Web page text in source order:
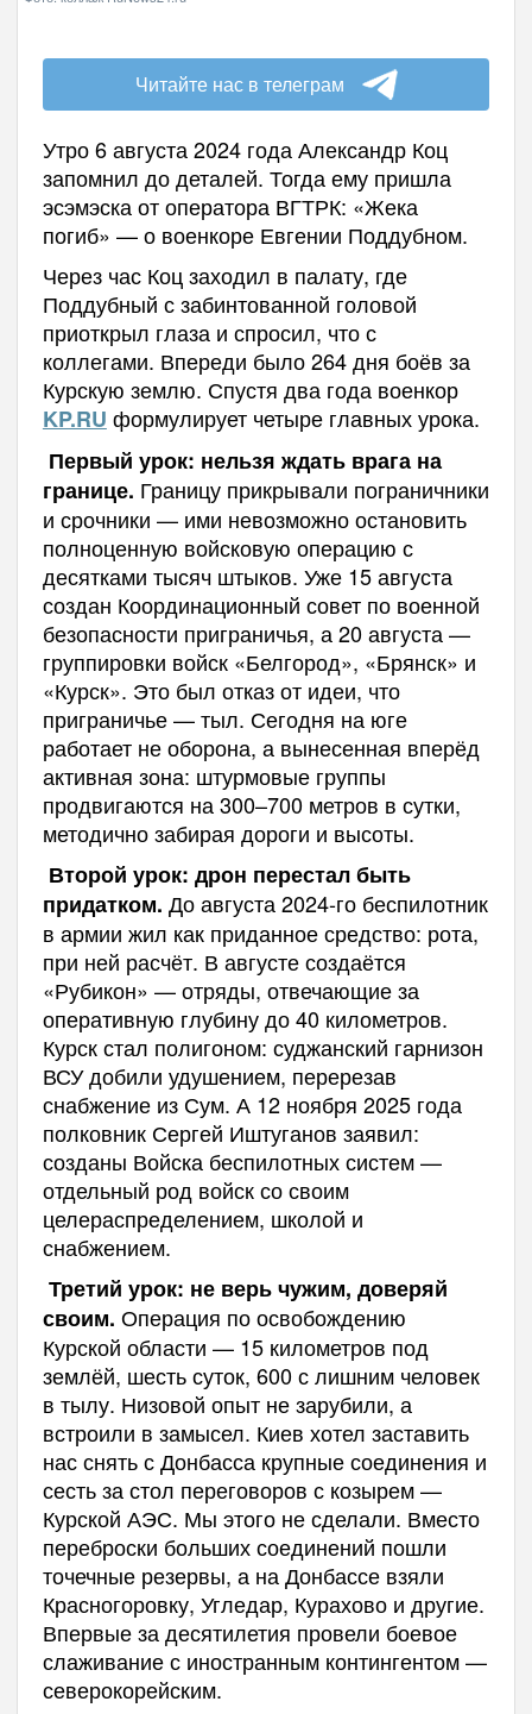
Читайте нас в телеграм
Утро 6 августа 2024 года Александр Коц
запомнил до деталей. Тогда ему пришла
эсэмэска от оператора ВГТРК: «Жека
погиб» — о военкоре Евгении Поддубном.
Через час Коц заходил в палату, где
Поддубный с забинтованной головой
приоткрыл глаза и спросил, что с
коллегами. Впереди было 264 дня боёв за
Курскую землю. Спустя два года военкор
KP.RU формулирует четыре главных урока.
Первый урок: нельзя ждать врага на
границе. Границу прикрывали пограничники
и срочники — ими невозможно остановить
полноценную войсковую операцию с
десятками тысяч штыков. Уже 15 августа
создан Координационный совет по военной
безопасности приграничья, а 20 августа —
группировки войск «Белгород», «Брянск» и
«Курск». Это был отказ от идеи, что
приграничье — тыл. Сегодня на юге
работает не оборона, а вынесенная вперёд
активная зона: штурмовые группы
продвигаются на 300–700 метров в сутки,
методично забирая дороги и высоты.
Второй урок: дрон перестал быть
придатком. До августа 2024-го беспилотник
в армии жил как приданное средство: рота,
при ней расчёт. В августе создаётся
«Рубикон» — отряды, отвечающие за
оперативную глубину до 40 километров.
Курск стал полигоном: суджанский гарнизон
ВСУ добили удушением, перерезав
снабжение из Сум. А 12 ноября 2025 года
полковник Сергей Иштуганов заявил:
созданы Войска беспилотных систем —
отдельный род войск со своим
целераспределением, школой и
снабжением.
Третий урок: не верь чужим, доверяй
своим. Операция по освобождению
Курской области — 15 километров под
землёй, шесть суток, 600 с лишним человек
в тылу. Низовой опыт не зарубили, а
встроили в замысел. Киев хотел заставить
нас снять с Донбасса крупные соединения и
сесть за стол переговоров с козырем —
Курской АЭС. Мы этого не сделали. Вместо
переброски больших соединений пошли
точечные резервы, а на Донбассе взяли
Красногоровку, Угледар, Курахово и другие.
Впервые за десятилетия провели боевое
слаживание с иностранным контингентом —
северокорейским.